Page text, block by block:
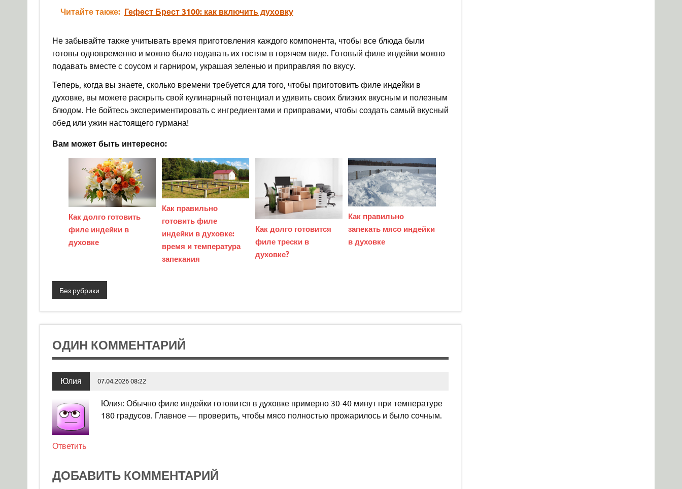
Читайте также: Гефест Брест 3100: как включить духовку
Не забывайте также учитывать время приготовления каждого компонента, чтобы все блюда были
готовы одновременно и можно было подавать их гостям в горячем виде. Готовый филе индейки можно
подавать вместе с соусом и гарниром, украшая зеленью и приправляя по вкусу.
Теперь, когда вы знаете, сколько времени требуется для того, чтобы приготовить филе индейки в
духовке, вы можете раскрыть свой кулинарный потенциал и удивить своих близких вкусным и полезным
блюдом. Не бойтесь экспериментировать с ингредиентами и приправами, чтобы создать самый вкусный
обед или ужин настоящего гурмана!
Вам может быть интересно:
Как долго готовить
филе индейки в
духовке
Как правильно
готовить филе
индейки в духовке:
время и температура
запекания
Как долго готовится
филе трески в
духовке?
Как правильно
запекать мясо индейки
в духовке
Без рубрики
ОДИН КОММЕНТАРИЙ
Юлия 07.04.2026 08:22
Юлия: Обычно филе индейки готовится в духовке примерно 30-40 минут при температуре
180 градусов. Главное — проверить, чтобы мясо полностью прожарилось и было сочным.
Ответить
ДОБАВИТЬ КОММЕНТАРИЙ